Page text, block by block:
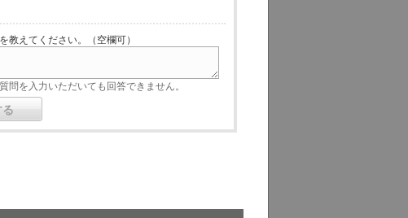
教えてください。（空欄可）
問を入力いただいても回答できません。